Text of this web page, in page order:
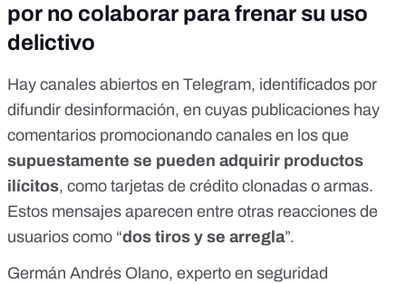
por no colaborar para frenar su uso
delictivo
Hay canales abiertos en Telegram, identificados por
difundir desinformación, en cuyas publicaciones hay
comentarios promocionando canales en los que
supuestamente se pueden adquirir productos
ilícitos, como tarjetas de crédito clonadas o armas.
Estos mensajes aparecen entre otras reacciones de
usuarios como “dos tiros y se arregla”.
Germán Andrés Olano, experto en seguridad